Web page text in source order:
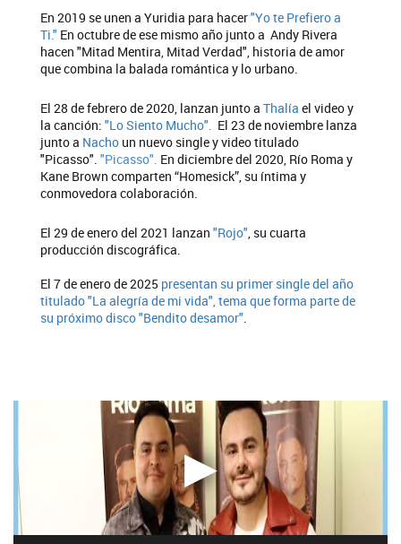
En 2019 se unen a Yuridia para hacer"Yo te Prefiero a
Ti." En octubre de ese mismo año junto a Andy Rivera
hacen "Mitad Mentira, Mitad Verdad", historia de amor
que combina la balada romántica y lo urbano.
El 28 de febrero de 2020, lanzan junto a Thalía el video y
la canción: "Lo Siento Mucho". El 23 de noviembre lanza
junto a Nacho un nuevo single y video titulado
"Picasso". "Picasso". En diciembre del 2020, Río Roma y
Kane Brown comparten “Homesick”, su íntima y
conmovedora colaboración.
El 29 de enero del 2021 lanzan "Rojo", su cuarta
producción discográfica.
El 7 de enero de 2025 presentan su primer single del año
titulado "La alegría de mi vida", tema que forma parte de
su próximo disco "Bendito desamor".